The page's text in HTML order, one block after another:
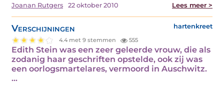
Joanan Rutgers 22 oktober 2010 Lees meer >
Verschijningen hartenkreet
4.4 met 9 stemmen 555
Edith Stein was een zeer geleerde vrouw, die als
zodanig haar geschriften opstelde, ook zij was
een oorlogsmartelares, vermoord in Auschwitz.
…